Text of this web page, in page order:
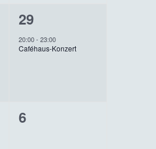
1
Veranstaltung,
29
20:00-23:00
Caféhaus-Konzert
0
6